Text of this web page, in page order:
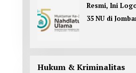
Resmi, Ini
35 NU di
Hukum & Kriminalitas